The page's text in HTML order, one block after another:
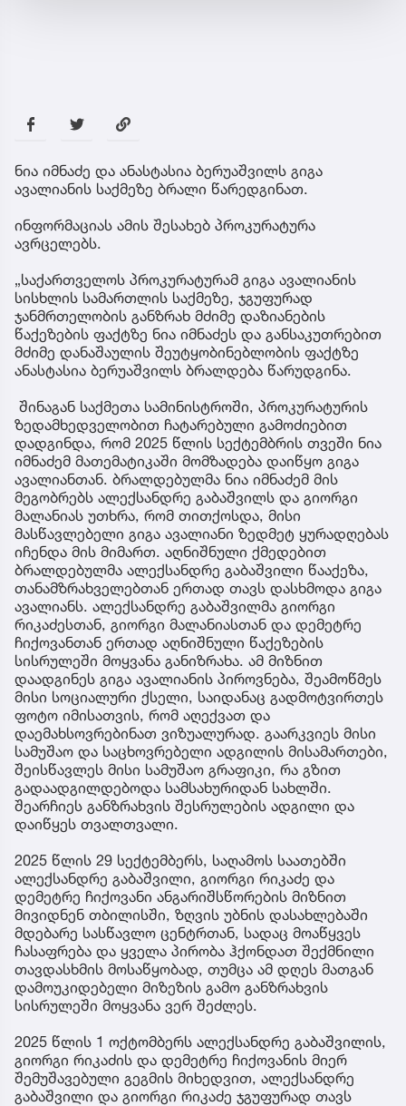
ნია იმნაძე და ანასტასია ბერუაშვილს გიგა
ავალიანის საქმეზე ბრალი წარედგინათ.
ინფორმაციას ამის შესახებ პროკურატურა
ავრცელებს.
„საქართველოს პროკურატურამ გიგა ავალიანის
სისხლის სამართლის საქმეზე, ჯგუფურად
ჯანმრთელობის განზრახ მძიმე დაზიანების
წაქეზების ფაქტზე ნია იმნაძეს და განსაკუთრებით
მძიმე დანაშაულის შეუტყობინებლობის ფაქტზე
ანასტასია ბერუაშვილს ბრალდება წარუდგინა.
შინაგან საქმეთა სამინისტროში, პროკურატურის
ზედამხედველობით ჩატარებული გამოძიებით
დადგინდა, რომ 2025 წლის სექტემბრის თვეში ნია
იმნაძემ მათემატიკაში მომზადება დაიწყო გიგა
ავალიანთან. ბრალდებულმა ნია იმნაძემ მის
მეგობრებს ალექსანდრე გაბაშვილს და გიორგი
მალანიას უთხრა, რომ თითქოსდა, მისი
მასწავლებელი გიგა ავალიანი ზედმეტ ყურადღებას
იჩენდა მის მიმართ. აღნიშნული ქმედებით
ბრალდებულმა ალექსანდრე გაბაშვილი წააქეზა,
თანამზრახველებთან ერთად თავს დასხმოდა გიგა
ავალიანს. ალექსანდრე გაბაშვილმა გიორგი
რიკაძესთან, გიორგი მალანიასთან და დემეტრე
ჩიქოვანთან ერთად აღნიშნული წაქეზების
სისრულეში მოყვანა განიზრახა. ამ მიზნით
დაადგინეს გიგა ავალიანის პიროვნება, შეამოწმეს
მისი სოციალური ქსელი, საიდანაც გადმოტვირთეს
ფოტო იმისათვის, რომ აღექვათ და
დაემახსოვრებინათ ვიზუალურად. გაარკვიეს მისი
სამუშაო და საცხოვრებელი ადგილის მისამართები,
შეისწავლეს მისი სამუშაო გრაფიკი, რა გზით
გადაადგილდებოდა სამსახურიდან სახლში.
შეარჩიეს განზრახვის შესრულების ადგილი და
დაიწყეს თვალთვალი.
2025 წლის 29 სექტემბერს, საღამოს საათებში
ალექსანდრე გაბაშვილი, გიორგი რიკაძე და
დემეტრე ჩიქოვანი ანგარიშსწორების მიზნით
მივიდნენ თბილისში, ზღვის უბნის დასახლებაში
მდებარე სასწავლო ცენტრთან, სადაც მოაწყვეს
ჩასაფრება და ყველა პირობა ჰქონდათ შექმნილი
თავდასხმის მოსაწყობად, თუმცა ამ დღეს მათგან
დამოუკიდებელი მიზეზის გამო განზრახვის
სისრულეში მოყვანა ვერ შეძლეს.
2025 წლის 1 ოქტომბერს ალექსანდრე გაბაშვილის,
გიორგი რიკაძის და დემეტრე ჩიქოვანის მიერ
შემუშავებული გეგმის მიხედვით, ალექსანდრე
გაბაშვილი და გიორგი რიკაძე ჯგუფურად თავს